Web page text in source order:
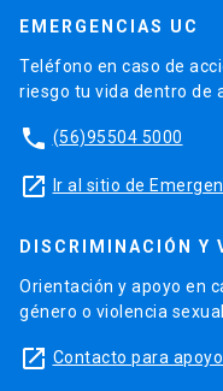
EMERGENCIAS UC
Teléfono en caso de
riesgo tu vida dentro de
phone (56)95504 5000
launch Ir al sitio de
DISCRIMINACIÓN Y
Orientación y apoyo en
género o violencia
launch Contacto para apoyo